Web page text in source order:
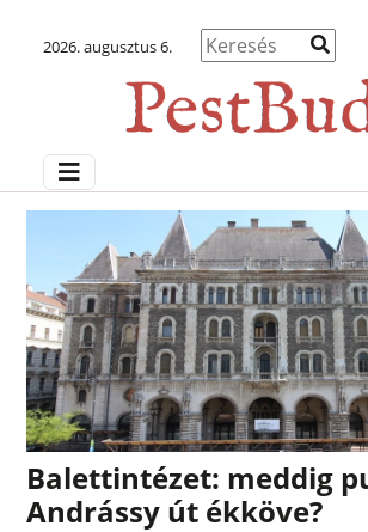
2026. augusztus 6.
Balettintézet: meddig
Andrássy út ékköve?